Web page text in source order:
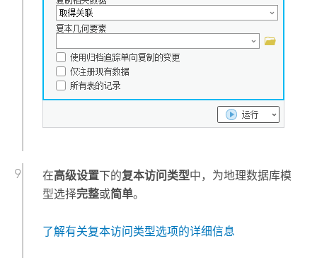
在高级设置下的复本访问类型中，为地理数据库模
型选择完整或简单。
了解有关复本访问类型选项的详细信息